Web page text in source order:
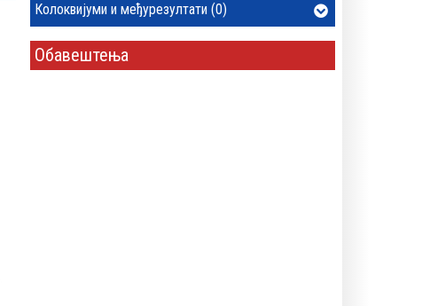
Колоквијуми и међурезултати (0)
Обавештења